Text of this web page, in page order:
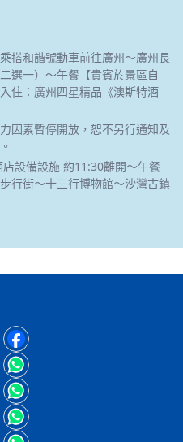
搭和諧號動車前往廣州～廣州長
選一）～午餐【貴賓於景區自
住：廣州四星精品《澳斯特酒
因素暫停開放，恕不另行通知及
設備設施 約11:30離開～午餐
行街～十三行博物館～沙灣古鎮